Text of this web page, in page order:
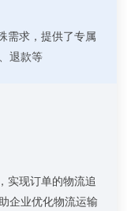
需求，提供了专属
退款等
实现订单的物流追
企业优化物流运输